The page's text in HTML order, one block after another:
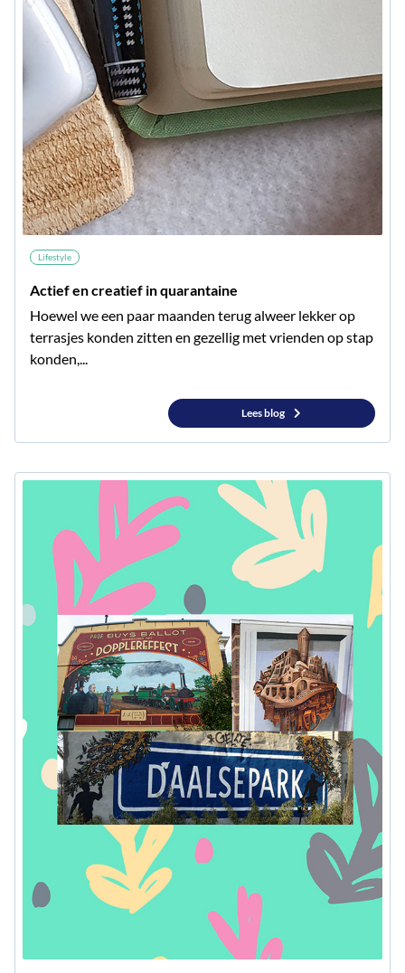
Lifestyle
Actief en creatief in quarantaine
Hoewel we een paar maanden terug alweer lekker op
terrasjes konden zitten en gezellig met vrienden op stap
konden,...
Lees blog